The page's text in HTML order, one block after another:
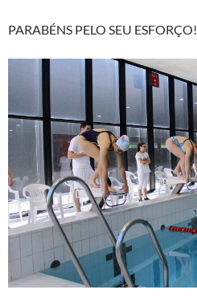
PARABÉNS PELO SEU ESFORÇO!